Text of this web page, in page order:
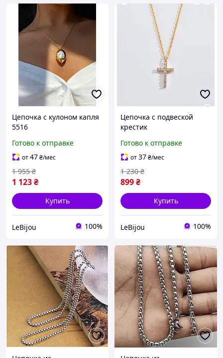
Цепочка с кулоном капля
5516
Готово к отправке
от47₴/мес
1 123₴
1 955 ₴
Купить
LeBijou 100%
Цепочка с подвеской
крестик
Готово к отправке
от37₴/мес
899₴
1 230 ₴
Купить
LeBijou 100%